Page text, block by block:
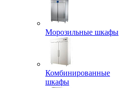
Морозильные шкафы
Комбинированные
шкафы